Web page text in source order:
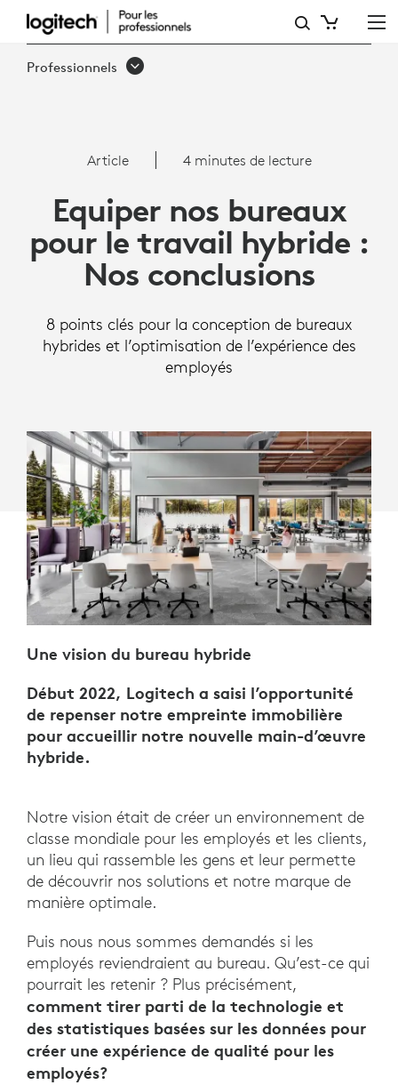
ARTICLE
BUREAUX
POUR
TRAVAIL
HYBRIDE
NOS
CONCLUSIONS
Professionnels
Article 4 minutes de lecture
Equiper nos bureaux
pour le travail hybride :
Nos conclusions
8 points clés pour la conception de bureaux
hybrides et l’optimisation de l’expérience des
employés
Une vision du bureau hybride
Début 2022, Logitech a saisi l’opportunité
de repenser notre empreinte immobilière
pour accueillir notre nouvelle main-d’œuvre
hybride.
Notre vision était de créer un environnement de
classe mondiale pour les employés et les clients,
un lieu qui rassemble les gens et leur permette
de découvrir nos solutions et notre marque de
manière optimale.
Puis nous nous sommes demandés si les
employés reviendraient au bureau. Qu’est-ce qui
pourrait les retenir ? Plus précisément,
comment tirer parti de la technologie et
des statistiques basées sur les données pour
créer une expérience de qualité pour les
employés?